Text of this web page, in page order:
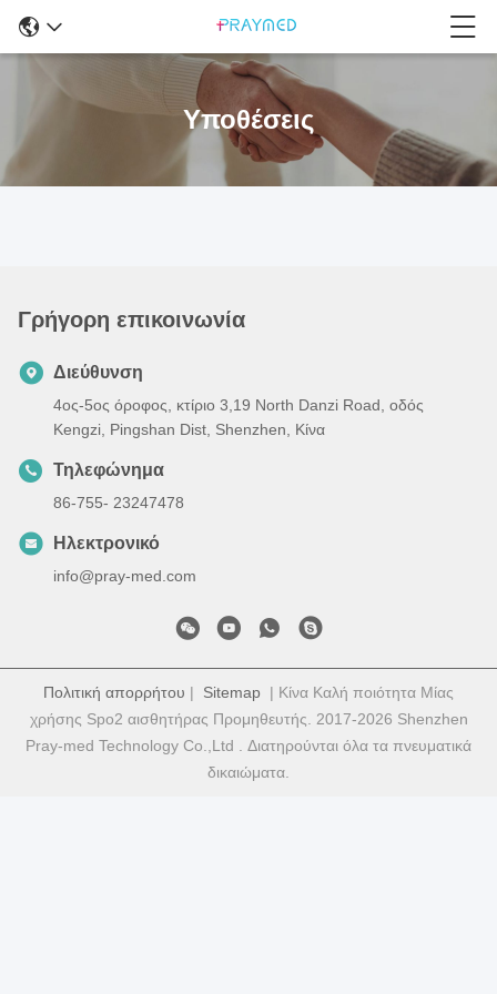
Υποθέσεις
Γρήγορη επικοινωνία
Διεύθυνση
4ος-5ος όροφος, κτίριο 3,19 North Danzi Road, οδός
Kengzi, Pingshan Dist, Shenzhen, Κίνα
Τηλεφώνημα
86-755- 23247478
Ηλεκτρονικό
info@pray-med.com
Πολιτική απορρήτου | Sitemap | Κίνα Καλή ποιότητα Μίας
χρήσης Spo2 αισθητήρας Προμηθευτής. 2017-2026 Shenzhen
Pray-med Technology Co.,Ltd . Διατηρούνται όλα τα πνευματικά
δικαιώματα.